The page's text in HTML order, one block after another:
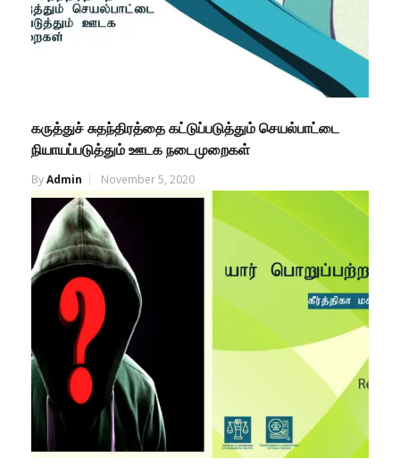
கருத்துச் சுதந்திரத்தை கட்டுப்படுத்தும் செயல்பாட்டை
நியாயப்படுத்தும் ஊடக நடைமுறைகள்
ByAdmin November 5, 2020